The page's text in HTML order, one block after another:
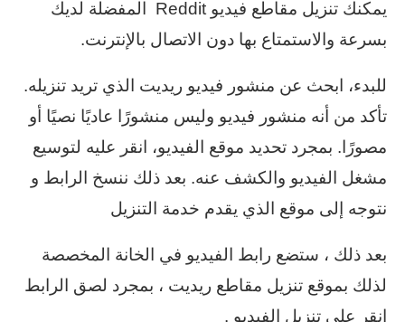
يمكنك تنزيل مقاطع فيديو Reddit المفضلة لديك
بسرعة والاستمتاع بها دون الاتصال بالإنترنت.
للبدء، ابحث عن منشور فيديو ريديت الذي تريد تنزيله.
تأكد من أنه منشور فيديو وليس منشورًا عاديًا نصيًا أو
مصورًا. بمجرد تحديد موقع الفيديو، انقر عليه لتوسيع
مشغل الفيديو والكشف عنه. بعد ذلك ننسخ الرابط و
نتوجه إلى موقع الذي يقدم خدمة التنزيل
بعد ذلك ، ستضع رابط الفيديو في الخانة المخصصة
لذلك بموقع تنزيل مقاطع ريديت ، بمجرد لصق الرابط
انقر على تنزيل الفيديو .